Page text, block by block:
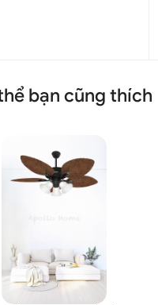
bạn cũng thích